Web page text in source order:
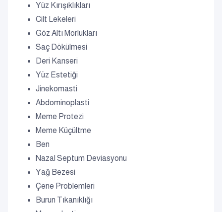
Yüz Kırışıklıkları
Cilt Lekeleri
Göz Altı Morlukları
Saç Dökülmesi
Deri Kanseri
Yüz Estetiği
Jinekomasti
Abdominoplasti
Meme Protezi
Meme Küçültme
Ben
Nazal Septum Deviasyonu
Yağ Bezesi
Çene Problemleri
Burun Tıkanıklığı